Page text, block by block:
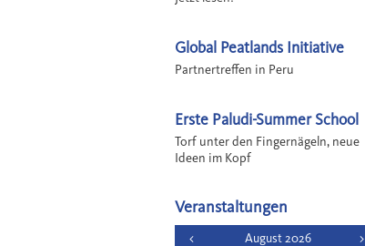
Global Peatlands Initiative
Partnertreffen in Peru
Erste Paludi-Summer School
Torf unter den Fingernägeln, neue
Ideen im Kopf
Veranstaltungen
< August 2026 >